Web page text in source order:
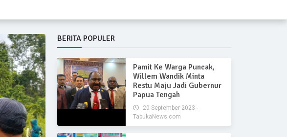
BERITA POPULER
Pamit Ke Warga Puncak,
Willem Wandik Minta
Restu Maju Jadi Gubernur
Papua Tengah
20 September 2023 -
TabukaNews.com